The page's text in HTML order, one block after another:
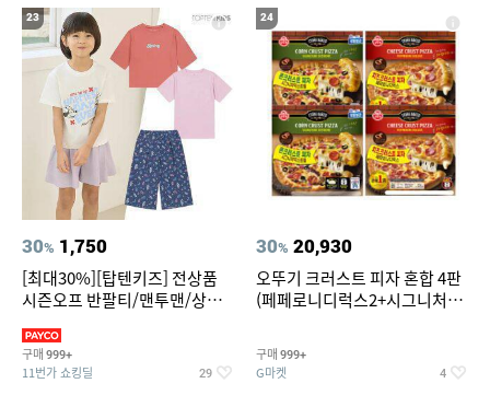
23
30% 1,750
[최대30%][탑텐키즈] 전상품
시즌오프 반팔티/맨투맨/상하
구매 999+
11번가 쇼킹딜 29
24
30% 20,930
오뚜기 크러스트 피자 혼합 4판
(페페로니디럭스2+시그니처익
구매 999+
G마켓 4